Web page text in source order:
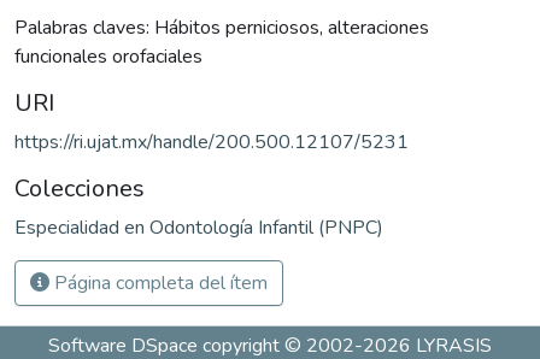
Palabras claves: Hábitos perniciosos, alteraciones
funcionales orofaciales
URI
https://ri.ujat.mx/handle/200.500.12107/5231
Colecciones
Especialidad en Odontología Infantil (PNPC)
Página completa del ítem
Software DSpace copyright © 2002-2026 LYRASIS